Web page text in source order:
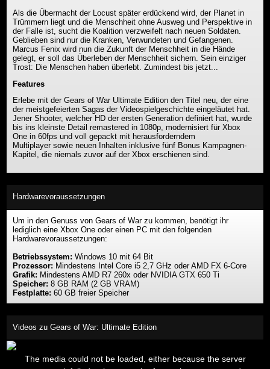
Als die Übermacht der Locust später erdückend wird, der Planet in
Trümmern liegt und die Menschheit ohne Ausweg und Perspektive in
der Falle ist, sucht die Koalition verzweifelt nach neuen Soldaten.
Geblieben sind nur die Kranken, Verwundeten und Gefangenen.
Marcus Fenix wird nun die Zukunft der Menschheit in die Hände
gelegt, er soll das Überleben der Menschheit sichern. Sein einziger
Trost: Die Menschen haben überlebt. Zumindest bis jetzt...
Features
Erlebe mit der Gears of War Ultimate Edition den Titel neu, der eine
der meistgefeierten Sagas der Videospielgeschichte eingeläutet hat.
Jener Shooter, welcher HD der ersten Generation definiert hat, wurde
bis ins kleinste Detail remastered in 1080p, modernisiert für Xbox
One in 60fps und voll gepackt mit herausforderndem
Multiplayer sowie neuen Inhalten inklusive fünf Bonus Kampagnen-
Kapitel, die niemals zuvor auf der Xbox erschienen sind.
Hardwarevoraussetzungen
Um in den Genuss von Gears of War zu kommen, benötigt ihr
lediglich eine Xbox One oder einen PC mit den folgenden
Hardwarevoraussetzungen:
Betriebssystem: Windows 10 mit 64 Bit
Prozessor: Mindestens Intel Core i5 2,7 GHz oder AMD FX 6-Core
Grafik: Mindestens AMD R7 260x oder NVIDIA GTX 650 Ti
Speicher: 8 GB RAM (2 GB VRAM)
Festplatte: 60 GB freier Speicher
Videos zu Gears of War: Ultimate Edition
This
The media could not be loaded, either because the server